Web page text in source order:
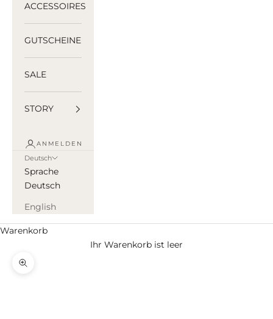
ACCESSOIRES
GUTSCHEINE
SALE
STORY
ANMELDEN
Deutsch
Sprache
Deutsch
English
Warenkorb
Ihr Warenkorb ist leer
Bild vergrößern